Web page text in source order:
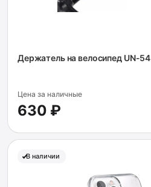
Держатель на велосипед UN-54
Цена за наличные
630 ₽
В наличии